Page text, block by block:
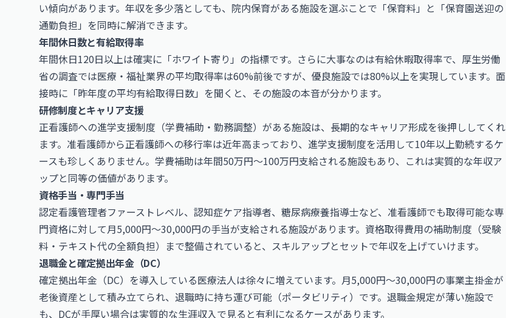
い傾向があります。年収を多少落としても、院内保育がある施設を選ぶことで「保育料」と「保育園送迎の
通勤負担」を同時に解消できます。
年間休日数と有給取得率
年間休日120日以上は確実に「ホワイト寄り」の指標です。さらに大事なのは有給休暇取得率で、厚生労働
省の調査では医療・福祉業界の平均取得率は60%前後ですが、優良施設では80%以上を実現しています。面
接時に「昨年度の平均有給取得日数」を聞くと、その施設の本音が分かります。
研修制度とキャリア支援
正看護師への進学支援制度（学費補助・勤務調整）がある施設は、長期的なキャリア形成を後押ししてくれ
ます。准看護師から正看護師への移行率は近年高まっており、進学支援制度を活用して10年以上勤続するケ
ースも珍しくありません。学費補助は年間50万円〜100万円支給される施設もあり、これは実質的な年収ア
ップと同等の価値があります。
資格手当・専門手当
認定看護管理者ファーストレベル、認知症ケア指導者、糖尿病療養指導士など、准看護師でも取得可能な専
門資格に対して月5,000円〜30,000円の手当が支給される施設があります。資格取得費用の補助制度（受験
料・テキスト代の全額負担）まで整備されていると、スキルアップとセットで年収を上げていけます。
退職金と確定拠出年金（DC）
確定拠出年金（DC）を導入している医療法人は徐々に増えています。月5,000円〜30,000円の事業主掛金が
老後資産として積み立てられ、退職時に持ち運び可能（ポータビリティ）です。退職金規定が薄い施設で
も、DCが手厚い場合は実質的な生涯収入で見ると有利になるケースがあります。